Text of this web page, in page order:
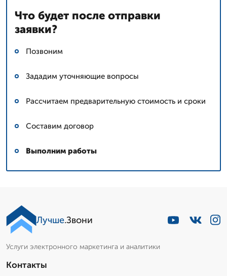
Что будет после отправки
заявки?
Позвоним
Зададим уточняющие вопросы
Рассчитаем предварительную стоимость и сроки
Составим договор
Выполним работы
Лучше.Звони
Услуги электронного маркетинга и аналитики
Контакты